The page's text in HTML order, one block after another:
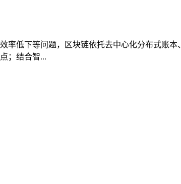
低下等问题，区块链依托去中心化分布式账
；结合智...